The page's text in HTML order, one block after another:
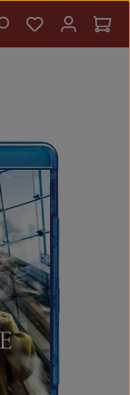
Du hast 0